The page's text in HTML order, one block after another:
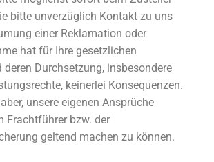
bitte unverzüglich Kontakt zu uns
einer Reklamation oder
hat für Ihre gesetzlichen
deren Durchsetzung, insbesondere
keinerlei Konsequenzen.
unsere eigenen Ansprüche
Frachtführer bzw. der
geltend machen zu können.